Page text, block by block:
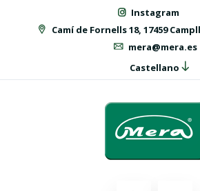
Instagram
Camí de Fornells 18, 17459
mera@mera.es
Castellano